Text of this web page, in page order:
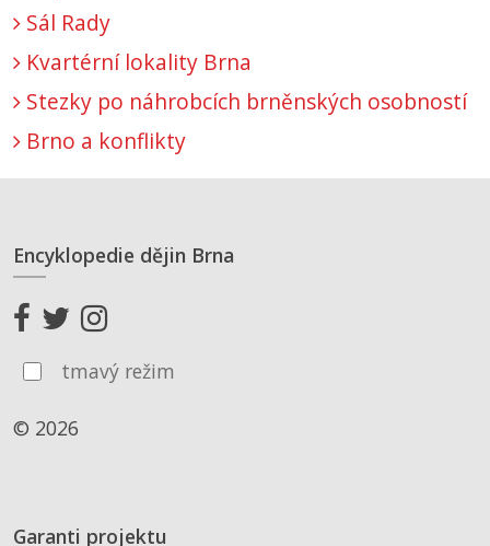
Sál Rady
Kvartérní lokality Brna
Stezky po náhrobcích brněnských osobností
Brno a konflikty
Encyklopedie dějin Brna
tmavý režim
© 2026
Garanti projektu